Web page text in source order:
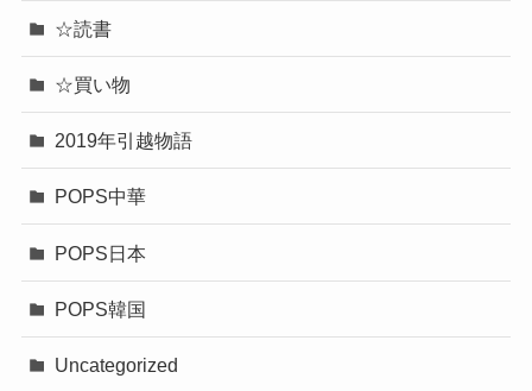
☆読書
☆買い物
2019年引越物語
POPS中華
POPS日本
POPS韓国
Uncategorized